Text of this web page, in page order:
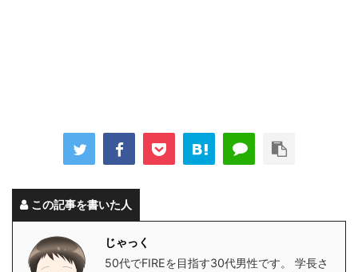
この記事を書いた人
じゃっく
50代でFIREを目指す30代男性です。 学長さ